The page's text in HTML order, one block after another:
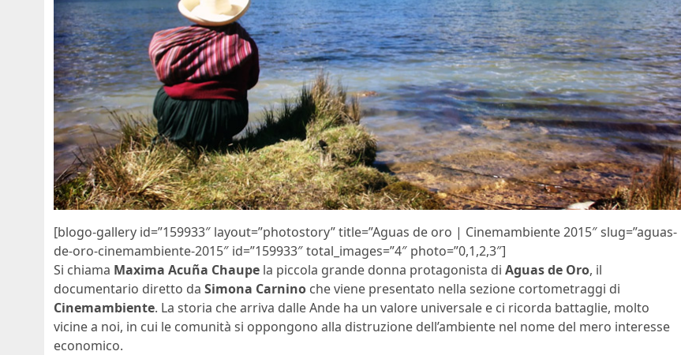
[blogo-gallery id=”159933″ layout=”photostory” title=”Aguas de oro | Cinemambiente 2015″ slug=”aguas-
de-oro-cinemambiente-2015″ id=”159933″ total_images=”4″ photo=”0,1,2,3″]
Si chiama Maxima Acuña Chaupe la piccola grande donna protagonista di Aguas de Oro, il
documentario diretto da Simona Carnino che viene presentato nella sezione cortometraggi di
Cinemambiente. La storia che arriva dalle Ande ha un valore universale e ci ricorda battaglie, molto
vicine a noi, in cui le comunità si oppongono alla distruzione dell’ambiente nel nome del mero interesse
economico.